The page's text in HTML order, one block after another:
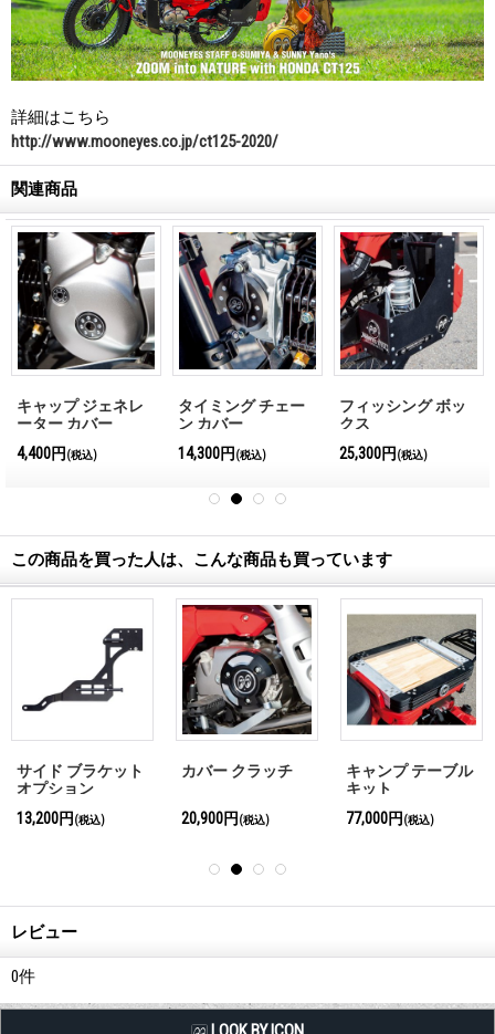
詳細はこちら
http://www.mooneyes.co.jp/ct125-2020/
関連商品
キャップ ジェネレ
ーター カバー
4,400円 (税込)
タイミング チェー
ン カバー
14,300円 (税込)
フィッシング ボッ
クス
25,300円 (税込)
この商品を買った人は、こんな商品も買っています
サイド ブラケット
オプション
13,200円 (税込)
カバー クラッチ
20,900円 (税込)
キャンプ テーブル
キット
77,000円 (税込)
レビュー
0件